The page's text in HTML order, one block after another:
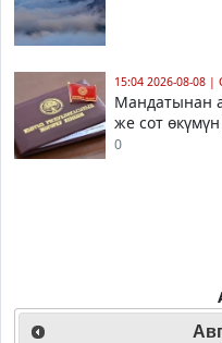
15:04 2026-08-08 |
Мандатынан
же сот өкүмүн
0